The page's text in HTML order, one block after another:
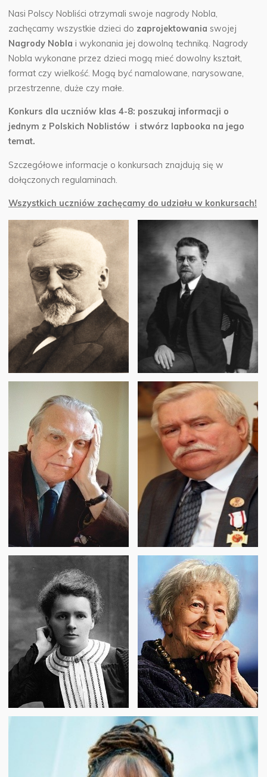
Nasi Polscy Nobliści otrzymali swoje nagrody Nobla,
zachęcamy wszystkie dzieci do zaprojektowania swojej
Nagrody Nobla i wykonania jej dowolną techniką. Nagrody
Nobla wykonane przez dzieci mogą mieć dowolny kształt,
format czy wielkość. Mogą być namalowane, narysowane,
przestrzenne, duże czy małe.
Konkurs dla uczniów klas 4-8: poszukaj informacji o
jednym z Polskich Noblistów i stwórz lapbooka na jego
temat.
Szczegółowe informacje o konkursach znajdują się w
dołączonych regulaminach.
Wszystkich uczniów zachęcamy do udziału w konkursach!